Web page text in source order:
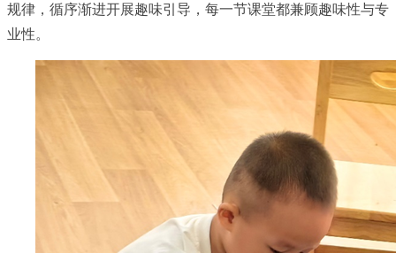
规律，循序渐进开展趣味引导，每一节课堂都兼顾趣味性与专
业性。